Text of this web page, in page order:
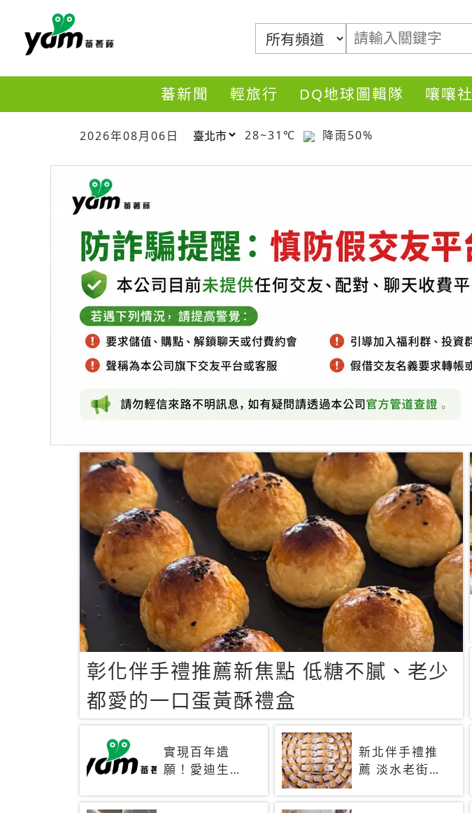
蕃新聞 輕旅行 DQ地球圖輯隊 嚷嚷社
2026年08月06日 28~31℃ 降雨50%
彰化伴手禮推薦新焦點 低糖不膩、老少
都愛的一口蛋黃酥禮盒
實現百年遺
願！愛迪生
靠仿生技術重
新北伴手禮推
薦 淡水老街人
蛋黃酥與糕餅